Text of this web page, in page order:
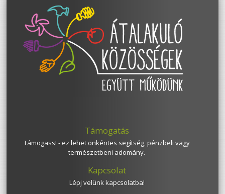
Támogatás
Támogass! - ez lehet önkéntes segítség, pénzbeli vagy
természetbeni adomány.
Kapcsolat
Lépj velünk kapcsolatba!